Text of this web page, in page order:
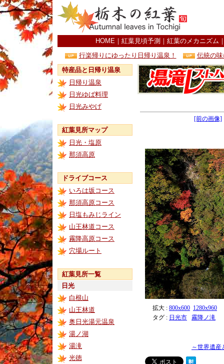
HOME ｜ 紅葉見頃予測 ｜ 紅葉のメカニズム
行楽帰りにゆったり日帰り温泉！
伝統の
特産品と日帰り温泉
日帰り温泉
日光ゆば料理
日光みやげ
紅葉見所マップ
日光・塩原
那須高原
ドライブコース
いろは坂コース
那須高原コース
日塩もみじライン
山王林道コース
霧降高原コース
穴場ルート
紅葉見所一覧
日光
白根山
山王林道
奥日光湯元温泉
湯ノ湖
湯滝
光徳
[前の画像]
拡大 : 800x600 1280x960
タグ : 日光市 霧降ノ滝
～世界遺